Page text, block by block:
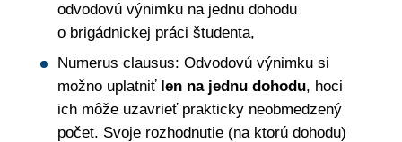
odvodovú výnimku na jednu dohodu
o brigádnickej práci študenta,
Numerus clausus: Odvodovú výnimku si
možno uplatniť len na jednu dohodu, hoci
ich môže uzavrieť prakticky neobmedzený
počet. Svoje rozhodnutie (na ktorú dohodu)